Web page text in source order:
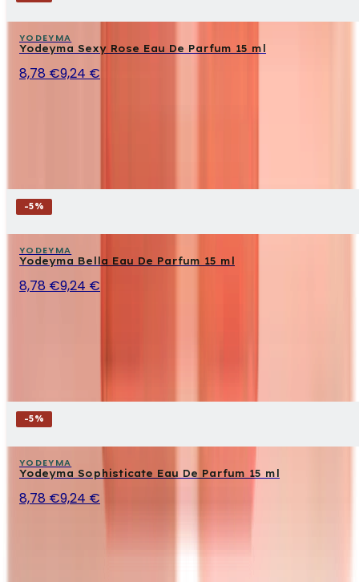
YODEYMA
Yodeyma Sexy Rose Eau De Parfum 15 ml
8,78 €9,24 €
-5%
YODEYMA
Yodeyma Bella Eau De Parfum 15 ml
8,78 €9,24 €
-5%
YODEYMA
Yodeyma Sophisticate Eau De Parfum 15 ml
8,78 €9,24 €